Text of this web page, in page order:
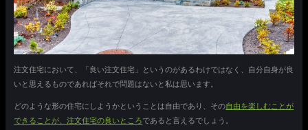
注文住宅において、「良い注文住宅」というのがあるわけではなく、自分自身が良
いと思えるものであればそれで問題はないと私は思います。
どのような形の住宅にしようかということは自由であり、その自由を楽しむことが
できることが、注文住宅の良いところであると言えるでしょう。